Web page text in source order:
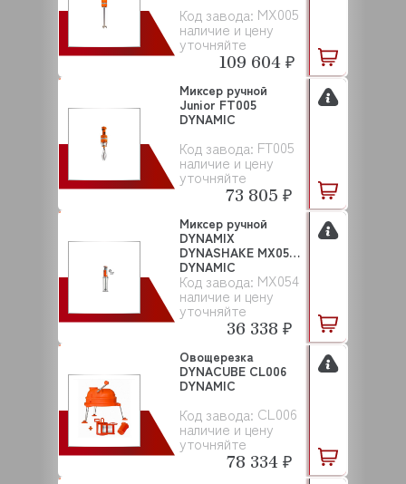
Код завода: MX005
наличие и цену
уточняйте
109 604 ₽
Код завода: FT005
наличие и цену
уточняйте
Миксер ручной
Junior FT005
DYNAMIC
73 805 ₽
Код завода: MX054
наличие и цену
уточняйте
Миксер ручной
DYNAMIX
DYNASHAKE MX054
DYNAMIC
36 338 ₽
Код завода: CL006
наличие и цену
уточняйте
Овощерезка
DYNACUBE CL006
DYNAMIC
78 334 ₽